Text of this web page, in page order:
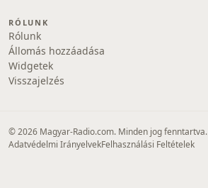
RÓLUNK
Rólunk
Állomás hozzáadása
Widgetek
Visszajelzés
© 2026 Magyar-Radio.com. Minden jog fenntartva.
Adatvédelmi IrányelvekFelhasználási Feltételek